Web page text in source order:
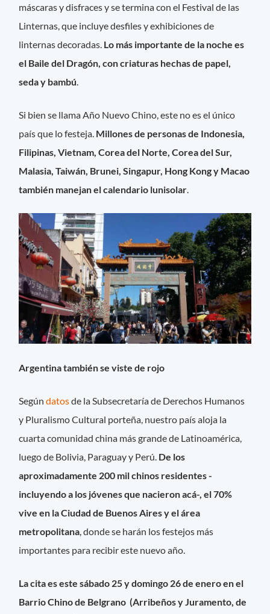
máscaras y disfraces y se termina con el Festival de las
Linternas, que incluye desfiles y exhibiciones de
linternas decoradas. Lo más importante de la noche es
el Baile del Dragón, con criaturas hechas de papel,
seda y bambú
Si bien se llama Año Nuevo Chino, este no es el único
país que lo festeja. Millones de personas de Indonesia,
Filipinas, Vietnam, Corea del Norte, Corea del Sur,
Malasia, Taiwán, Brunei, Singapur, Hong Kong y Macao
también manejan el calendario lunisolar
Argentina también se viste de rojo
Segúndatosde la Subsecretaría de Derechos Humanos
y Pluralismo Cultural porteña, nuestro país aloja la
cuarta comunidad china más grande de Latinoamérica,
luego de Bolivia, Paraguay y Perú. De los
aproximadamente 200 mil chinos residentes -
incluyendo a los jóvenes que nacieron acá-, el 70%
vive en la Ciudad de Buenos Aires y el área
metropolitana, donde se harán los festejos más
importantes para recibir este nuevo año.
La cita es este sábado 25 y domingo 26 de enero en el
Barrio Chino de Belgrano (Arribeños y Juramento, de